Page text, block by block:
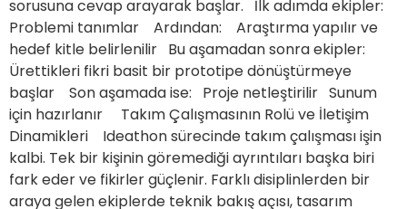
sorusuna cevap arayarak başlar. İlk adımda ekipler:
Problemi tanımlar Ardından: Araştırma yapılır ve
hedef kitle belirlenilir Bu aşamadan sonra ekipler:
Ürettikleri fikri basit bir prototipe dönüştürmeye
başlar Son aşamada ise: Proje netleştirilir Sunum
için hazırlanır Takım Çalışmasının Rolü ve İletişim
Dinamikleri Ideathon sürecinde takım çalışması işin
kalbi. Tek bir kişinin göremediği ayrıntıları başka biri
fark eder ve fikirler güçlenir. Farklı disiplinlerden bir
araya gelen ekiplerde teknik bakış açısı, tasarım